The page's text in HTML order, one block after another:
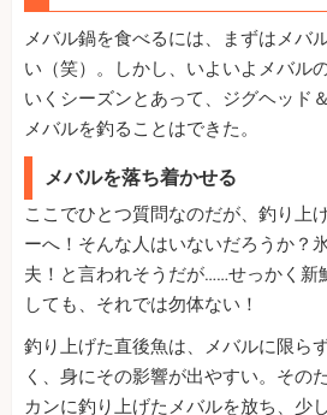
メバル鍋を食べるには、まずはメバ
い（笑）。しかし、いよいよメバル
いくシーズンとあって、ジグヘッド
メバルを釣ることはできた。
メバルを落ち着かせる
ここでひとつ質問なのだが、釣り上
ーへ！そんな人はいないだろうか？
夫！と言われそうだが……せっかく新
しても、それでは勿体ない！
釣り上げた直後魚は、メバルに限ら
く、身にその影響が出やすい。その
カンに釣り上げたメバルを放ち、少